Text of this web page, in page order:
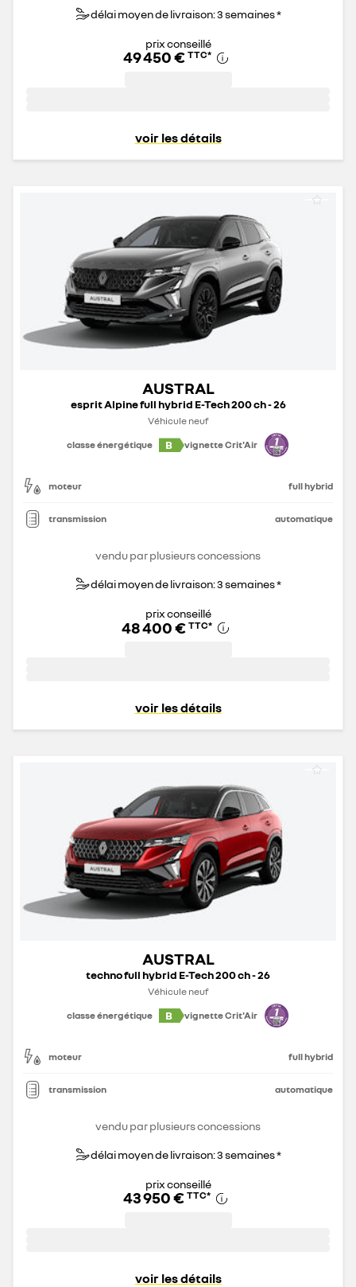
délai moyen de livraison: 3 semaines *
prix conseillé
49 450 € TTC*
voir les détails
AUSTRAL
esprit Alpine full hybrid E-Tech 200 ch - 26
Véhicule neuf
classe énergétique
B vignette Crit'Air
moteur full hybrid
transmission automatique
vendu par plusieurs concessions
délai moyen de livraison: 3 semaines *
prix conseillé
48 400 € TTC*
voir les détails
AUSTRAL
techno full hybrid E-Tech 200 ch - 26
Véhicule neuf
classe énergétique
B vignette Crit'Air
moteur full hybrid
transmission automatique
vendu par plusieurs concessions
délai moyen de livraison: 3 semaines *
prix conseillé
43 950 € TTC*
voir les détails